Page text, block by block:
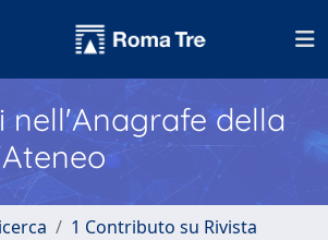
nell'Anagrafe della
1 Contributo su Rivista